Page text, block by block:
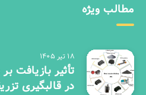
مطالب ویژه
۱۸ تیر ۱۴۰۵
تأثیر بازیافت
در قالبگیری